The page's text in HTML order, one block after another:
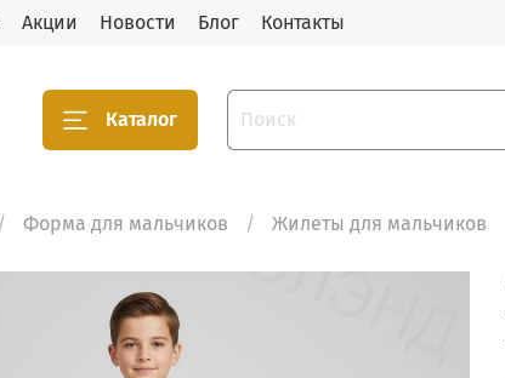
Акции Новости Блог Контакты
Каталог
Форма для мальчиков Жилеты для мальчиков